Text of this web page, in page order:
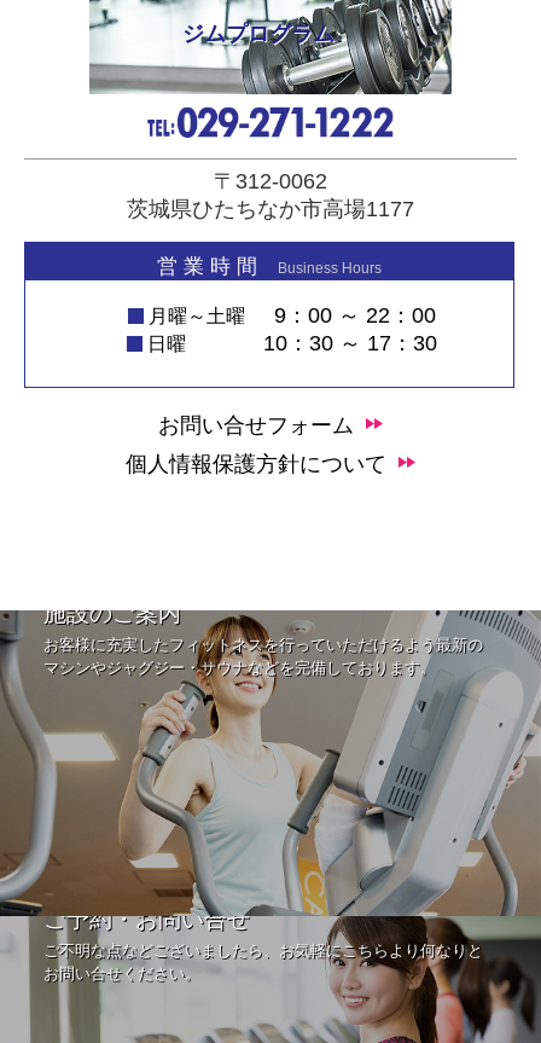
ジムプログラム
〒312-0062
茨城県ひたちなか市高場1177
営 業 時 間 Business Hours
月曜～土曜 9：00 ～ 22：00
日曜 10：30 ～ 17：30
お問い合せフォーム
個人情報保護方針について
施設のご案内
お客様に充実したフィットネスを行っていただけるよう最新の
マシンやジャグジー・サウナなどを完備しております。
ご予約・お問い合せ
ご不明な点などございましたら、お気軽にこちらより何なりと
お問い合せください。